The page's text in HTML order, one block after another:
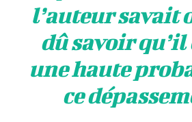
l’auteur savait
dû savoir
une haute
ce